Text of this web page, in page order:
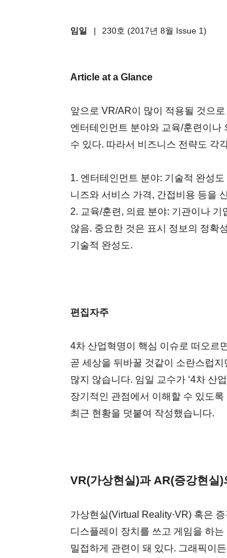
임일 | 230호 (2017년 8월 Issue 1)
Article at a Glance
앞으로 VR/AR이 많이 적용될 것으
엔터테인먼트 분야와 교육/훈련이나
수 있다. 따라서 비즈니스 전략도 각
1. 엔터테인먼트 분야: 기술적 완성
니즈와 서비스 가격, 간접비용 등을
2. 교육/훈련, 의료 분야: 기관이나
않음. 중요한 것은 표시 정보의 정확
기술적 완성도.
편집자주
4차 산업혁명이 핵심 이슈로 떠오르
곧 세상을 뒤바꿀 것같이 소란스럽
많지 않습니다. 임일 교수가 ‘4차 산
장기적인 관점에서 이해할 수 있도록
최근 현황을 덧붙여 작성했습니다.
VR(가상현실)과 AR(증강현실
가상현실(Virtual Reality·VR) 혹은
디스플레이 장치를 쓰고 게임을 하
밀접하게 관련이 돼 있다. 그래픽이